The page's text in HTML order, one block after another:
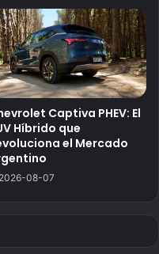
Captiva PHEV: El
Híbrido que
el Mercado
2026-08-07